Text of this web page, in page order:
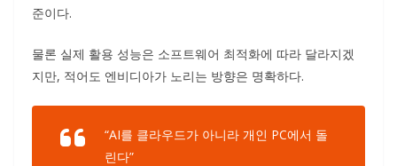
준이다.
물론 실제 활용 성능은 소프트웨어 최적화에 따라 달라지겠
지만, 적어도 엔비디아가 노리는 방향은 명확하다.
“AI를 클라우드가 아니라 개인 PC에서 돌
린다”